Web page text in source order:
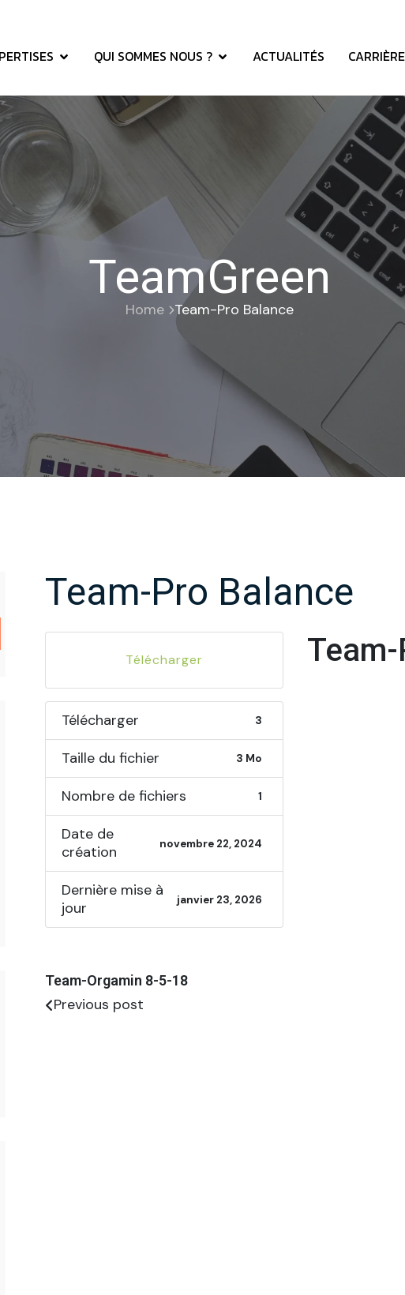
QUI SOMMES NOUS ? ACTUALITÉS
TeamGreen
Home Team-Pro Balance
Team-Pro Balance
Télécharger
Télécharger 3
Taille du fichier 3 Mo
Nombre de fichiers 1
Date de
création
novembre 22, 2024
Dernière mise à
jour
janvier 23, 2026
Team-Orgamin 8-5-18
Previous post